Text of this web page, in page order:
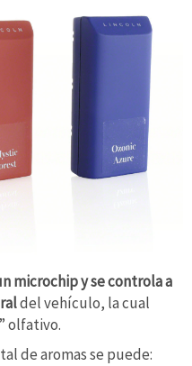
microchip y se controla a
del vehículo, la cual
olfativo.
de aromas se puede: